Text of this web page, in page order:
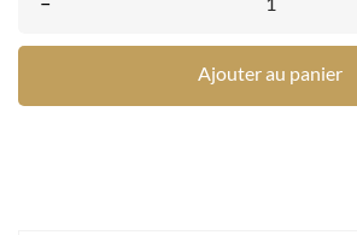
Ajouter au panier